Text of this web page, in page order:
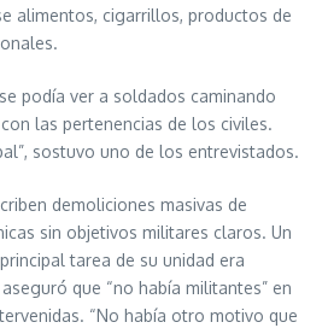
alimentos, cigarrillos, productos de
podía ver a soldados caminando
las pertenencias de los civiles.
sostuvo uno de los entrevistados.
demoliciones masivas de
sin objetivos militares claros. Un
tarea de su unidad era
que “no había militantes” en
“No había otro motivo que